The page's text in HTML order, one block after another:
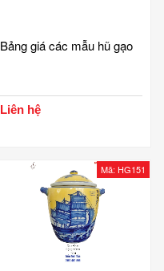
Bảng giá các mẫu hũ gạo
Liên hệ
Mã: HG151